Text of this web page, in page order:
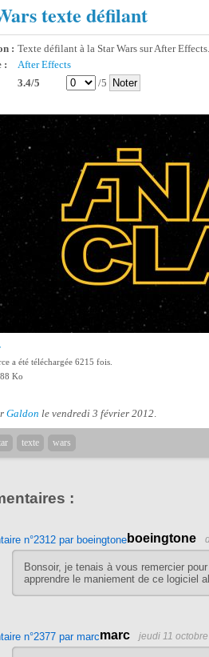
texte défilant
: Texte défilant à la Star Wars sur After Effects.
:
After Effects
3.4/5 /5
a été téléchargée 6215 fois.
Ko
Galdon le vendredi 3 février 2012.
texte wars
:
boeingtone
Bonsoir, je tenais à vous remercier
apprendre le maniement de ce logiciel
marc jeudi 11